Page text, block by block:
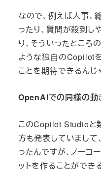
なので、例えば人事、
ったり、質問が殺到し
り、そういったところ
ような独自のCopilot
ことを期待できるんじ
OpenAIでの同様の動
このCopilot Studioと
方も発表していまし
ったんですが、ノーコ
ットを作ることができ